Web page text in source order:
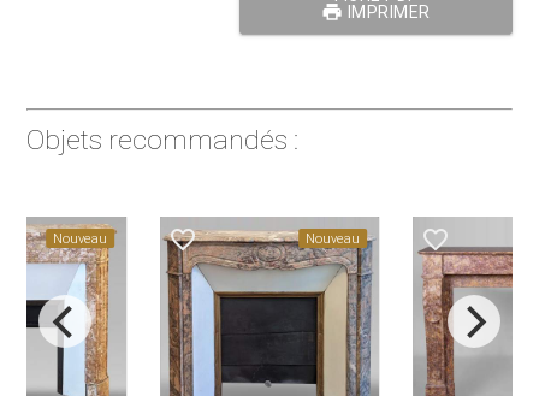
print IMPRIMER
Objets recommandés :
Nouveau favorite_border Nouveau favorite_border